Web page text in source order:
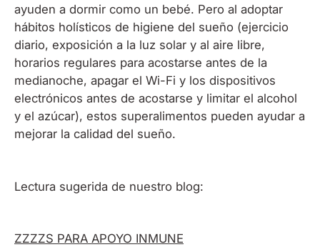
ayuden a dormir como un bebé. Pero al adoptar
hábitos holísticos de higiene del sueño (ejercicio
diario, exposición a la luz solar y al aire libre,
horarios regulares para acostarse antes de la
medianoche, apagar el Wi-Fi y los dispositivos
electrónicos antes de acostarse y limitar el alcohol
y el azúcar), estos superalimentos pueden ayudar a
mejorar la calidad del sueño.
Lectura sugerida de nuestro blog:
ZZZZS PARA APOYO INMUNE